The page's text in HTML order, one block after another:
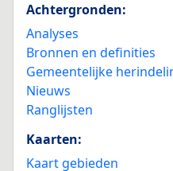
Achtergronden:
Analyses
Bronnen en definities
Gemeentelijke
Nieuws
Ranglijsten
Kaarten:
Kaart gebieden